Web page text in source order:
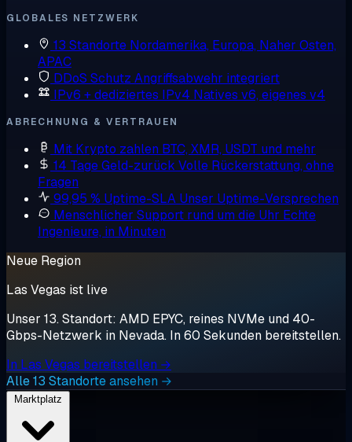
GLOBALES NETZWERK
13 Standorte Nordamerika, Europa, Naher Osten,
APAC
DDoS Schutz Angriffsabwehr integriert
IPv6 + dediziertes IPv4 Natives v6, eigenes v4
ABRECHNUNG & VERTRAUEN
Mit Krypto zahlen BTC, XMR, USDT und mehr
14 Tage Geld-zurück Volle Rückerstattung, ohne
Fragen
99,95 % Uptime-SLA Unser Uptime-Versprechen
Menschlicher Support rund um die Uhr Echte
Ingenieure, in Minuten
Neue Region
Las Vegas ist live
Unser 13. Standort: AMD EPYC, reines NVMe und 40-
Gbps-Netzwerk in Nevada. In 60 Sekunden bereitstellen.
In Las Vegas bereitstellen →
Alle 13 Standorte ansehen →